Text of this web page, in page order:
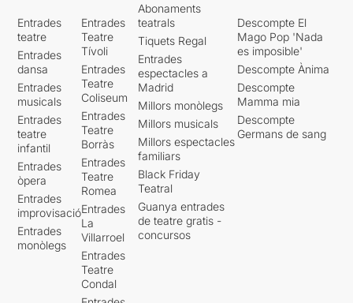
Entrades
teatre
Entrades
dansa
Entrades
musicals
Entrades
teatre
infantil
Entrades
òpera
Entrades
improvisació
Entrades
monòlegs
Entrades
Teatre
Tívoli
Entrades
Teatre
Coliseum
Entrades
Teatre
Borràs
Entrades
Teatre
Romea
Entrades
La
Villarroel
Entrades
Teatre
Condal
Abonaments
teatrals
Tiquets Regal
Entrades
espectacles a
Madrid
Millors monòlegs
Millors musicals
Millors espectacles
familiars
Black Friday
Teatral
Guanya entrades
de teatre gratis -
concursos
Descompte El
Mago Pop 'Nada
es imposible'
Descompte Ànima
Descompte
Mamma mia
Descompte
Germans de sang